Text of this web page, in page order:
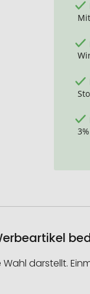
darstellt.